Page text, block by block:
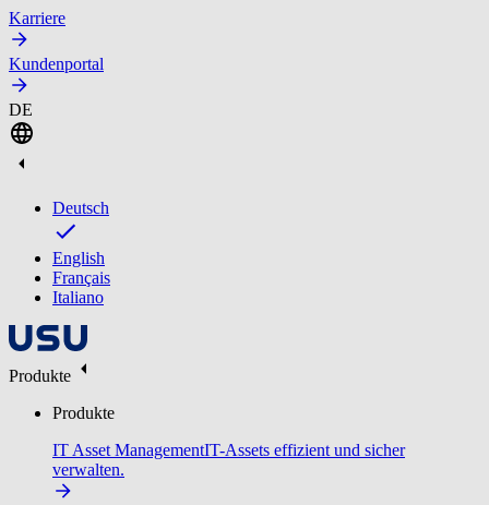
Karriere
Kundenportal
DE
Deutsch
English
Français
Italiano
Produkte
Produkte
IT Asset ManagementIT-Assets effizient und sicher
verwalten.